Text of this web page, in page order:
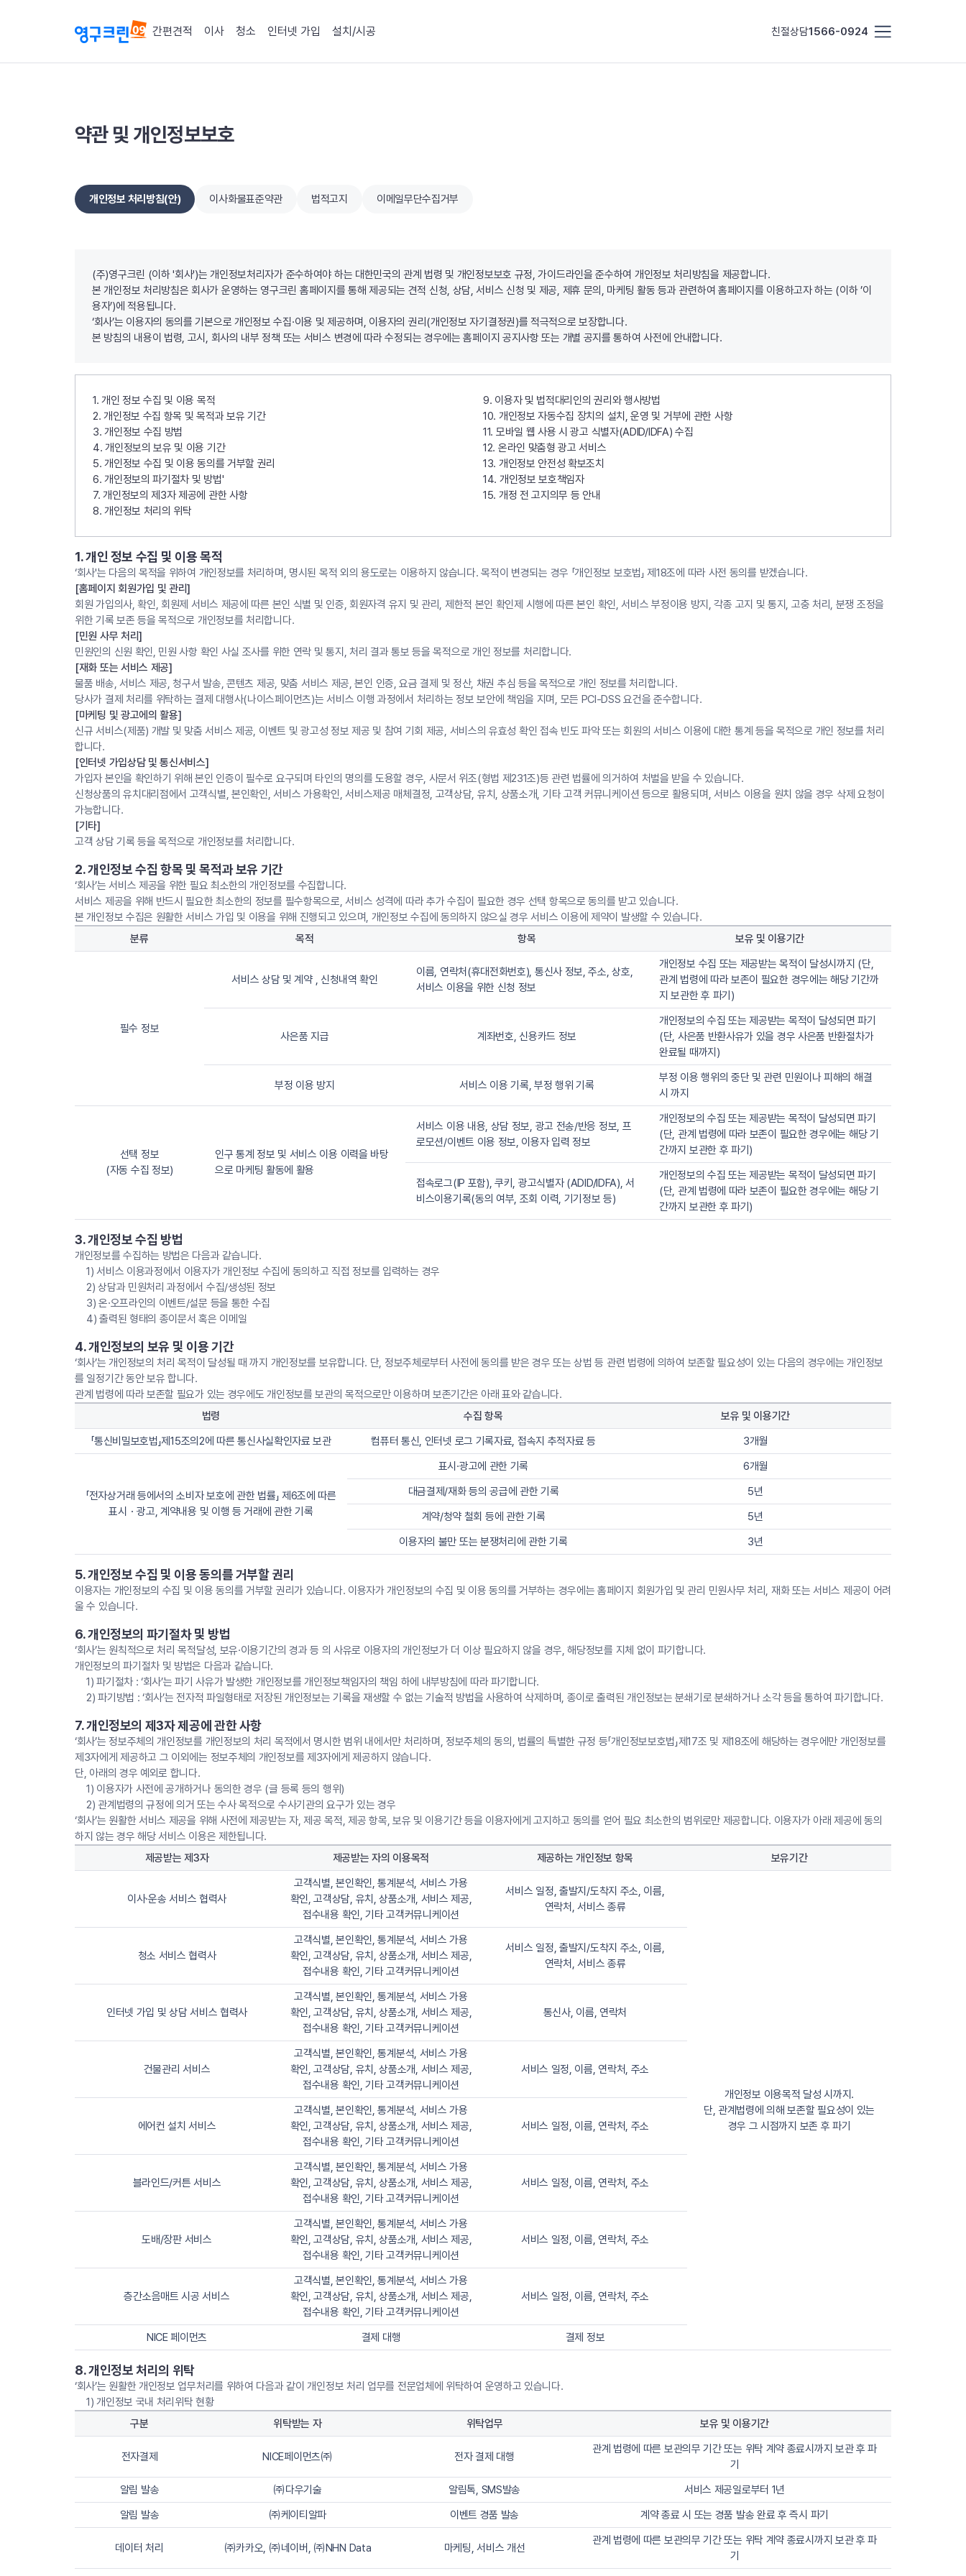
간편견적 이사 청소 인터넷 가입 설치/시공 친절상담1566-0924
약관 및 개인정보보호
개인정보 처리방침(안) 이사화물표준약관 법적고지 이메일무단수집거부
(주)영구크린 (이하 '회사')는 개인정보처리자가 준수하여야 하는 대한민국의 관계 법령 및 개인정보보호 규정, 가이드라인을 준수하여 개인정보 처리방침을 제공합니다.
본 개인정보 처리방침은 회사가 운영하는 영구크린 홈페이지를 통해 제공되는 견적 신청, 상담, 서비스 신청 및 제공, 제휴 문의, 마케팅 활동 등과 관련하여 홈페이지를 이용하고자 하는 (이하 ’이
용자’)에 적용됩니다.
‘회사’는 이용자의 동의를 기본으로 개인정보 수집·이용 및 제공하며, 이용자의 권리(개인정보 자기결정권)를 적극적으로 보장합니다.
본 방침의 내용이 법령, 고시, 회사의 내부 정책 또는 서비스 변경에 따라 수정되는 경우에는 홈페이지 공지사항 또는 개별 공지를 통하여 사전에 안내합니다.
1. 개인 정보 수집 및 이용 목적
2. 개인정보 수집 항목 및 목적과 보유 기간
3. 개인정보 수집 방법
4. 개인정보의 보유 및 이용 기간
5. 개인정보 수집 및 이용 동의를 거부할 권리
6. 개인정보의 파기절차 및 방법'
7. 개인정보의 제3자 제공에 관한 사항
8. 개인정보 처리의 위탁
9. 이용자 및 법적대리인의 권리와 행사방법
10. 개인정보 자동수집 장치의 설치, 운영 및 거부에 관한 사항
11. 모바일 웹 사용 시 광고 식별자(ADID/IDFA) 수집
12. 온라인 맞춤형 광고 서비스
13. 개인정보 안전성 확보조치
14. 개인정보 보호책임자
15. 개정 전 고지의무 등 안내
1. 개인 정보 수집 및 이용 목적
‘회사'는 다음의 목적을 위하여 개인정보를 처리하며, 명시된 목적 외의 용도로는 이용하지 않습니다. 목적이 변경되는 경우 「개인정보 보호법」 제18조에 따라 사전 동의를 받겠습니다.
[홈페이지 회원가입 및 관리]
회원 가입의사, 확인, 회원제 서비스 제공에 따른 본인 식별 및 인증, 회원자격 유지 및 관리, 제한적 본인 확인제 시행에 따른 본인 확인, 서비스 부정이용 방지, 각종 고지 및 통지, 고충 처리, 분쟁 조정을
위한 기록 보존 등을 목적으로 개인정보를 처리합니다.
[민원 사무 처리]
민원인의 신원 확인, 민원 사항 확인 사실 조사를 위한 연락 및 통지, 처리 결과 통보 등을 목적으로 개인 정보를 처리합니다.
[재화 또는 서비스 제공]
물품 배송, 서비스 제공, 청구서 발송, 콘텐츠 제공, 맞춤 서비스 제공, 본인 인증, 요금 결제 및 정산, 채권 추심 등을 목적으로 개인 정보를 처리합니다.
당사가 결제 처리를 위탁하는 결제 대행사(나이스페이먼츠)는 서비스 이행 과정에서 처리하는 정보 보안에 책임을 지며, 모든 PCI-DSS 요건을 준수합니다.
[마케팅 및 광고에의 활용]
신규 서비스(제품) 개발 및 맞춤 서비스 제공, 이벤트 및 광고성 정보 제공 및 참여 기회 제공, 서비스의 유효성 확인 접속 빈도 파악 또는 회원의 서비스 이용에 대한 통계 등을 목적으로 개인 정보를 처리
합니다.
[인터넷 가입상담 및 통신서비스]
가입자 본인을 확인하기 위해 본인 인증이 필수로 요구되며 타인의 명의를 도용할 경우, 사문서 위조(형법 제231조)등 관련 법률에 의거하여 처벌을 받을 수 있습니다.
신청상품의 유치대리점에서 고객식별, 본인확인, 서비스 가용확인, 서비스제공 매체결정, 고객상담, 유치, 상품소개, 기타 고객 커뮤니케이션 등으로 활용되며, 서비스 이용을 원치 않을 경우 삭제 요청이
가능합니다.
[기타]
고객 상담 기록 등을 목적으로 개인정보를 처리합니다.
2. 개인정보 수집 항목 및 목적과 보유 기간
‘회사’는 서비스 제공을 위한 필요 최소한의 개인정보를 수집합니다.
서비스 제공을 위해 반드시 필요한 최소한의 정보를 필수항목으로, 서비스 성격에 따라 추가 수집이 필요한 경우 선택 항목으로 동의를 받고 있습니다.
본 개인정보 수집은 원활한 서비스 가입 및 이용을 위해 진행되고 있으며, 개인정보 수집에 동의하지 않으실 경우 서비스 이용에 제약이 발생할 수 있습니다.
분류
목적 항목 보유 및 이용기간
필수 정보
서비스 상담 및 계약 , 신청내역 확인
이름, 연락처(휴대전화번호), 통신사 정보, 주소, 상호,
서비스 이용을 위한 신청 정보
개인정보 수집 또는 제공받는 목적이 달성시까지 (단,
관계 법령에 따라 보존이 필요한 경우에는 해당 기간까
지 보관한 후 파기)
사은품 지급 계좌번호, 신용카드 정보
개인정보의 수집 또는 제공받는 목적이 달성되면 파기
(단, 사은품 반환사유가 있을 경우 사은품 반환절차가
완료될 때까지)
부정 이용 방지 서비스 이용 기록, 부정 행위 기록
부정 이용 행위의 중단 및 관련 민원이나 피해의 해결
시 까지
선택 정보
(자동 수집 정보)
인구 통계 정보 및 서비스 이용 이력을 바탕
으로 마케팅 활동에 활용
서비스 이용 내용, 상담 정보, 광고 전송/반응 정보, 프
로모션/이벤트 이용 정보, 이용자 입력 정보
개인정보의 수집 또는 제공받는 목적이 달성되면 파기
(단, 관계 법령에 따라 보존이 필요한 경우에는 해당 기
간까지 보관한 후 파기)
접속로그(IP 포함), 쿠키, 광고식별자 (ADID/IDFA), 서
비스이용기록(동의 여부, 조회 이력, 기기정보 등)
개인정보의 수집 또는 제공받는 목적이 달성되면 파기
(단, 관계 법령에 따라 보존이 필요한 경우에는 해당 기
간까지 보관한 후 파기)
3. 개인정보 수집 방법
개인정보를 수집하는 방법은 다음과 같습니다.
1) 서비스 이용과정에서 이용자가 개인정보 수집에 동의하고 직접 정보를 입력하는 경우
2) 상담과 민원처리 과정에서 수집/생성된 정보
3) 온·오프라인의 이벤트/설문 등을 통한 수집
4) 출력된 형태의 종이문서 혹은 이메일
4. 개인정보의 보유 및 이용 기간
‘회사’는 개인정보의 처리 목적이 달성될 때 까지 개인정보를 보유합니다. 단, 정보주체로부터 사전에 동의를 받은 경우 또는 상법 등 관련 법령에 의하여 보존할 필요성이 있는 다음의 경우에는 개인정보
를 일정기간 동안 보유 합니다.
관계 법령에 따라 보존할 필요가 있는 경우에도 개인정보를 보관의 목적으로만 이용하며 보존기간은 아래 표와 같습니다.
법령
수집 항목
보유 및 이용기간
「통신비밀보호법」제15조의2에 따른 통신사실확인자료 보관
컴퓨터 통신, 인터넷 로그 기록자료, 접속지 추적자료 등 3개월
「전자상거래 등에서의 소비자 보호에 관한 법률」 제6조에 따른
표시・광고, 계약내용 및 이행 등 거래에 관한 기록
표시·광고에 관한 기록
6개월
대금결제/재화 등의 공급에 관한 기록
5년
계약/청약 철회 등에 관한 기록
5년
이용자의 불만 또는 분쟁처리에 관한 기록
3년
5. 개인정보 수집 및 이용 동의를 거부할 권리
이용자는 개인정보의 수집 및 이용 동의를 거부할 권리가 있습니다. 이용자가 개인정보의 수집 및 이용 동의를 거부하는 경우에는 홈페이지 회원가입 및 관리 민원사무 처리, 재화 또는 서비스 제공이 어려
울 수 있습니다.
6. 개인정보의 파기절차 및 방법
‘회사’는 원칙적으로 처리 목적달성, 보유·이용기간의 경과 등 의 사유로 이용자의 개인정보가 더 이상 필요하지 않을 경우, 해당정보를 지체 없이 파기합니다.
개인정보의 파기절차 및 방법은 다음과 같습니다.
1) 파기절차 : ‘회사’는 파기 사유가 발생한 개인정보를 개인정보책임자의 책임 하에 내부방침에 따라 파기합니다.
2) 파기방법 : ‘회사’는 전자적 파일형태로 저장된 개인정보는 기록을 재생할 수 없는 기술적 방법을 사용하여 삭제하며, 종이로 출력된 개인정보는 분쇄기로 분쇄하거나 소각 등을 통하여 파기합니다.
7. 개인정보의 제3자 제공에 관한 사항
‘회사’는 정보주체의 개인정보를 개인정보의 처리 목적에서 명시한 범위 내에서만 처리하며, 정보주체의 동의, 법률의 특별한 규정 등「개인정보보호법」제17조 및 제18조에 해당하는 경우에만 개인정보를
제3자에게 제공하고 그 이외에는 정보주체의 개인정보를 제3자에게 제공하지 않습니다.
단, 아래의 경우 예외로 합니다.
1) 이용자가 사전에 공개하거나 동의한 경우 (글 등록 등의 행위)
2) 관계법령의 규정에 의거 또는 수사 목적으로 수사기관의 요구가 있는 경우
‘회사’는 원활한 서비스 제공을 위해 사전에 제공받는 자, 제공 목적, 제공 항목, 보유 및 이용기간 등을 이용자에게 고지하고 동의를 얻어 필요 최소한의 범위로만 제공합니다. 이용자가 아래 제공에 동의
하지 않는 경우 해당 서비스 이용은 제한됩니다.
제공받는 제3자
제공받는 자의 이용목적 제공하는 개인정보 항목 보유기간
이사·운송 서비스 협력사
고객식별, 본인확인, 통계분석, 서비스 가용
확인, 고객상담, 유치, 상품소개, 서비스 제공,
접수내용 확인, 기타 고객커뮤니케이션
서비스 일정, 출발지/도착지 주소, 이름,
연락처, 서비스 종류
개인정보 이용목적 달성 시까지.
단, 관계법령에 의해 보존할 필요성이 있는
경우 그 시점까지 보존 후 파기
청소 서비스 협력사
고객식별, 본인확인, 통계분석, 서비스 가용
확인, 고객상담, 유치, 상품소개, 서비스 제공,
접수내용 확인, 기타 고객커뮤니케이션
서비스 일정, 출발지/도착지 주소, 이름,
연락처, 서비스 종류
인터넷 가입 및 상담 서비스 협력사
고객식별, 본인확인, 통계분석, 서비스 가용
확인, 고객상담, 유치, 상품소개, 서비스 제공,
접수내용 확인, 기타 고객커뮤니케이션
통신사, 이름, 연락처
건물관리 서비스
고객식별, 본인확인, 통계분석, 서비스 가용
확인, 고객상담, 유치, 상품소개, 서비스 제공,
접수내용 확인, 기타 고객커뮤니케이션
서비스 일정, 이름, 연락처, 주소
에어컨 설치 서비스
고객식별, 본인확인, 통계분석, 서비스 가용
확인, 고객상담, 유치, 상품소개, 서비스 제공,
접수내용 확인, 기타 고객커뮤니케이션
서비스 일정, 이름, 연락처, 주소
블라인드/커튼 서비스
고객식별, 본인확인, 통계분석, 서비스 가용
확인, 고객상담, 유치, 상품소개, 서비스 제공,
접수내용 확인, 기타 고객커뮤니케이션
서비스 일정, 이름, 연락처, 주소
도배/장판 서비스
고객식별, 본인확인, 통계분석, 서비스 가용
확인, 고객상담, 유치, 상품소개, 서비스 제공,
접수내용 확인, 기타 고객커뮤니케이션
서비스 일정, 이름, 연락처, 주소
층간소음매트 시공 서비스
고객식별, 본인확인, 통계분석, 서비스 가용
확인, 고객상담, 유치, 상품소개, 서비스 제공,
접수내용 확인, 기타 고객커뮤니케이션
서비스 일정, 이름, 연락처, 주소
NICE 페이먼츠 결제 대행 결제 정보
8. 개인정보 처리의 위탁
‘회사’는 원활한 개인정보 업무처리를 위하여 다음과 같이 개인정보 처리 업무를 전문업체에 위탁하여 운영하고 있습니다.
1) 개인정보 국내 처리위탁 현황
구분
위탁받는 자 위탁업무 보유 및 이용기간
전자결제 NICE페이먼츠㈜ 전자 결제 대행
관계 법령에 따른 보관의무 기간 또는 위탁 계약 종료시까지 보관 후 파
기
알림 발송
㈜다우기술 알림톡, SMS발송
서비스 제공일로부터 1년
알림 발송
㈜케이티알파 이벤트 경품 발송 계약 종료 시 또는 경품 발송 완료 후 즉시 파기
데이터 처리 ㈜카카오, ㈜네이버, ㈜NHN Data 마케팅, 서비스 개선
관계 법령에 따른 보관의무 기간 또는 위탁 계약 종료시까지 보관 후 파
기